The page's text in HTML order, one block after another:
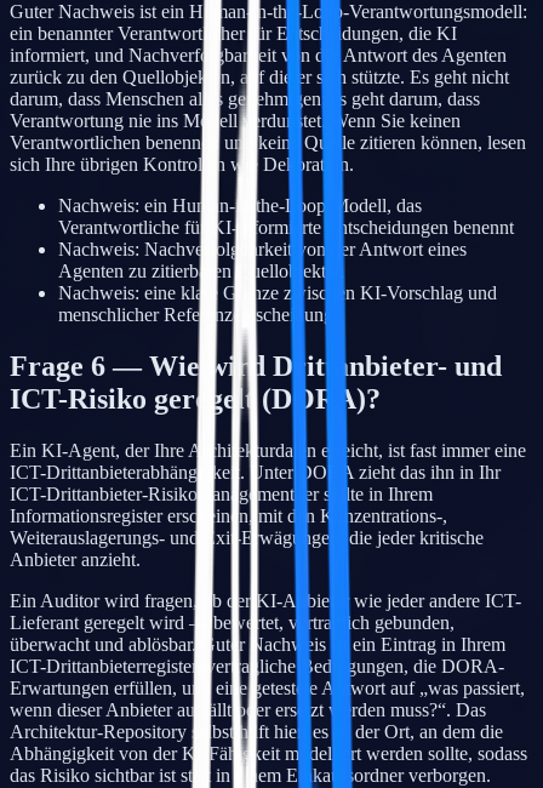
Guter Nachweis ist ein Human-in-the-Loop-Verantwortungsmodell:
ein benannter Verantwortlicher für Entscheidungen, die KI
informiert, und Nachverfolgbarkeit von der Antwort des Agenten
zurück zu den Quellobjekten, auf die er sich stützte. Es geht nicht
darum, dass Menschen alles genehmigen; es geht darum, dass
Verantwortung nie ins Modell verdunstet. Wenn Sie keinen
Verantwortlichen benennen und keine Quelle zitieren können, lesen
sich Ihre übrigen Kontrollen wie Dekoration.
Nachweis: ein Human-in-the-Loop-Modell, das
Verantwortliche für KI-informierte Entscheidungen benennt
Nachweis: Nachverfolgbarkeit von der Antwort eines
Agenten zu zitierbaren Quellobjekten
Nachweis: eine klare Grenze zwischen KI-Vorschlag und
menschlicher Referenzentscheidung
Frage 6 — Wie wird Drittanbieter- und
ICT-Risiko geregelt (DORA)?
Ein KI-Agent, der Ihre Architekturdaten erreicht, ist fast immer eine
ICT-Drittanbieterabhängigkeit. Unter DORA zieht das ihn in Ihr
ICT-Drittanbieter-Risikomanagement: er sollte in Ihrem
Informationsregister erscheinen, mit den Konzentrations-,
Weiterauslagerungs- und Exit-Erwägungen, die jeder kritische
Anbieter anzieht.
Ein Auditor wird fragen, ob der KI-Anbieter wie jeder andere ICT-
Lieferant geregelt wird — bewertet, vertraglich gebunden,
überwacht und ablösbar. Guter Nachweis ist ein Eintrag in Ihrem
ICT-Drittanbieterregister, vertragliche Bedingungen, die DORA-
Erwartungen erfüllen, und eine getestete Antwort auf „was passiert,
wenn dieser Anbieter ausfällt oder ersetzt werden muss?“. Das
Architektur-Repository selbst hilft hier: es ist der Ort, an dem die
Abhängigkeit von der KI-Fähigkeit modelliert werden sollte, sodass
das Risiko sichtbar ist statt in einem Einkaufsordner verborgen.